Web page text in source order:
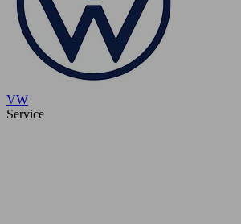
VW
Service